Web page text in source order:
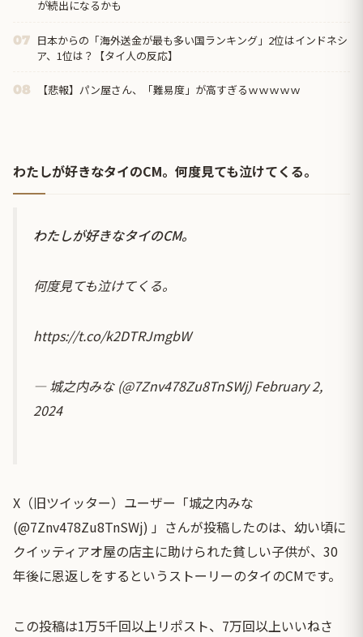
が続出になるかも
07 日本からの「海外送金が最も多い国ランキング」2位はインドネシ
ア、1位は？【タイ人の反応】
08 【悲報】パン屋さん、「難易度」が高すぎるｗｗｗｗｗ
わたしが好きなタイのCM。何度見ても泣けてくる。
わたしが好きなタイのCM。
何度見ても泣けてくる。
https://t.co/k2DTRJmgbW
— 城之内みな (@7Znv478Zu8TnSWj)February 2,
2024
X（旧ツイッター）ユーザー「城之内みな
(@7Znv478Zu8TnSWj) 」さんが投稿したのは、幼い頃に
クイッティアオ屋の店主に助けられた貧しい子供が、30
年後に恩返しをするというストーリーのタイのCMです。
この投稿は1万5千回以上リポスト、7万回以上いいねさ